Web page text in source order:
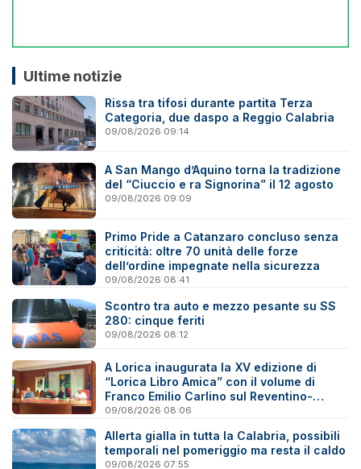
Ultime notizie
Rissa tra tifosi durante partita Terza
Categoria, due daspo a Reggio Calabria
09/08/2026 09:14
A San Mango d’Aquino torna la tradizione
del “Ciuccio e ra Signorina” il 12 agosto
09/08/2026 09:09
Primo Pride a Catanzaro concluso senza
criticità: oltre 70 unità delle forze
dell’ordine impegnate nella sicurezza
09/08/2026 08:41
Scontro tra auto e mezzo pesante su SS
280: cinque feriti
09/08/2026 08:12
A Lorica inaugurata la XV edizione di
“Lorica Libro Amica” con il volume di
Franco Emilio Carlino sul Reventino-
Savuto
09/08/2026 08:06
Allerta gialla in tutta la Calabria, possibili
temporali nel pomeriggio ma resta il caldo
09/08/2026 07:55